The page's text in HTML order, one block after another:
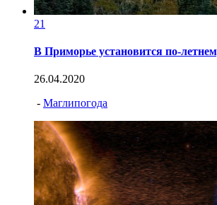
21
В Приморье установится по-
26.04.2020
- Маглипогода